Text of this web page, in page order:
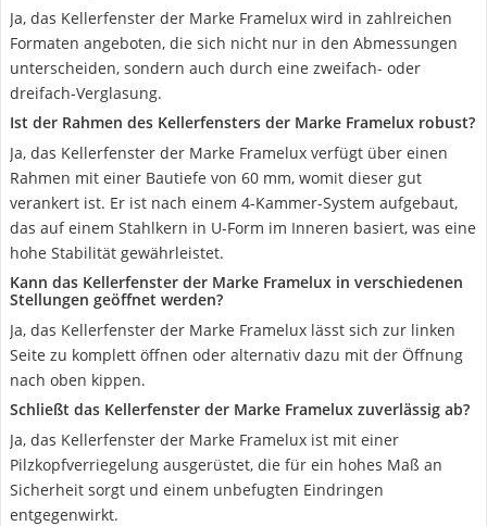
Ja, das Kellerfenster der Marke Framelux wird in zahlreichen
Formaten angeboten, die sich nicht nur in den Abmessungen
unterscheiden, sondern auch durch eine zweifach- oder
dreifach-Verglasung.
Ist der Rahmen des Kellerfensters der Marke Framelux robust?
Ja, das Kellerfenster der Marke Framelux verfügt über einen
Rahmen mit einer Bautiefe von 60 mm, womit dieser gut
verankert ist. Er ist nach einem 4-Kammer-System aufgebaut,
das auf einem Stahlkern in U-Form im Inneren basiert, was eine
hohe Stabilität gewährleistet.
Kann das Kellerfenster der Marke Framelux in verschiedenen
Stellungen geöffnet werden?
Ja, das Kellerfenster der Marke Framelux lässt sich zur linken
Seite zu komplett öffnen oder alternativ dazu mit der Öffnung
nach oben kippen.
Schließt das Kellerfenster der Marke Framelux zuverlässig ab?
Ja, das Kellerfenster der Marke Framelux ist mit einer
Pilzkopfverriegelung ausgerüstet, die für ein hohes Maß an
Sicherheit sorgt und einem unbefugten Eindringen
entgegenwirkt.